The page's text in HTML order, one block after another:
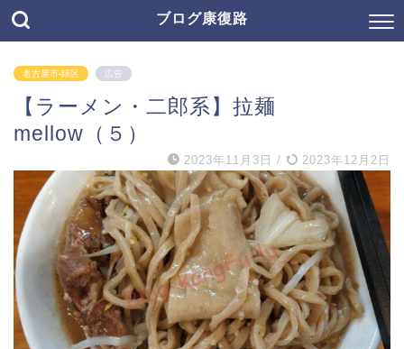
ブログ康復路
名古屋市-緑区 広告
【ラーメン・二郎系】拉麺
mellow（５）
2023年11月3日 / 2023年12月2日